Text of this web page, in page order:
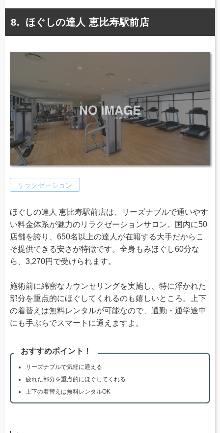
ほぐしの達人 恵比寿駅前店
リラクゼーション
ほぐしの達人 恵比寿駅前店は、リーズナブルで通いやす
い料金体系が魅力のリラクゼーションサロン。国内に50
店舗を誇り、650名以上の達人が在籍する大手だからこ
そ提供できる安さが特徴です。全身もみほぐし60分な
ら、3,270円で受けられます。
施術前に綿密なカウンセリングを実施し、特に浮かれた
部分を重点的にほぐしてくれるのも嬉しいところ。上下
の着替えは無料レンタルが可能なので、通勤・通学途中
にも手ぶらでスマートに通えますよ。
おすすめポイント！
リーズナブルで気軽に通える
疲れた部分を重点的にほぐしてくれる
上下の着替えは無料レンタルOK